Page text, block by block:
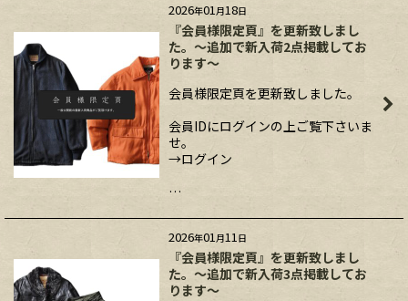
2026年01月18日
『会員様限定頁』を更新致しまし
た。～追加で新入荷2点掲載してお
ります～
会員様限定頁を更新致しました。
会員IDにログインの上ご覧下さいま
せ。
→ログイン
…
2026年01月11日
『会員様限定頁』を更新致しまし
た。～追加で新入荷3点掲載してお
ります～